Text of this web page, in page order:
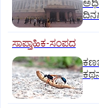
ಸಾಪ್ತಾಹಿಕ-ಸಂಪದ